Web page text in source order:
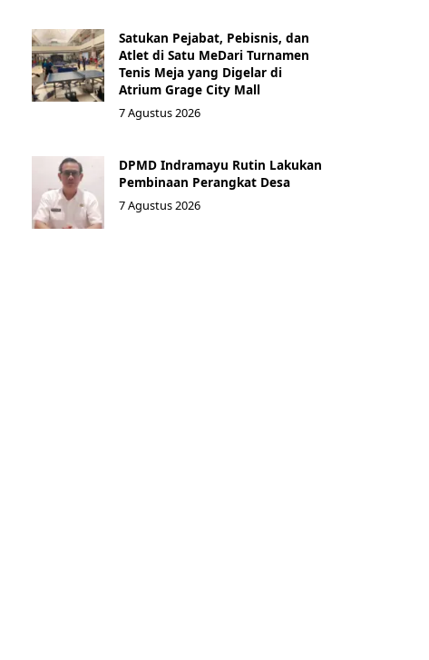
Satukan Pejabat, Pebisnis, dan
Atlet di Satu MeDari Turnamen
Tenis Meja yang Digelar di
Atrium Grage City Mall
7 Agustus 2026
DPMD Indramayu Rutin Lakukan
Pembinaan Perangkat Desa
7 Agustus 2026